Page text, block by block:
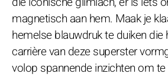
magnetisch aan hem. Maak je
hemelse blauwdruk te duiken die
carrière van deze superster
volop spannende inzichten om te